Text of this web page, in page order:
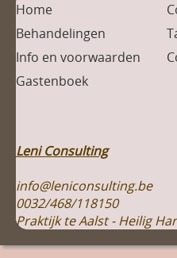
Home
Behandelingen
Info en voorwaarden
Gastenboek
Leni Consulting
info@leniconsulting.be
0032/468/118150
Praktijk te Aalst - Heilig